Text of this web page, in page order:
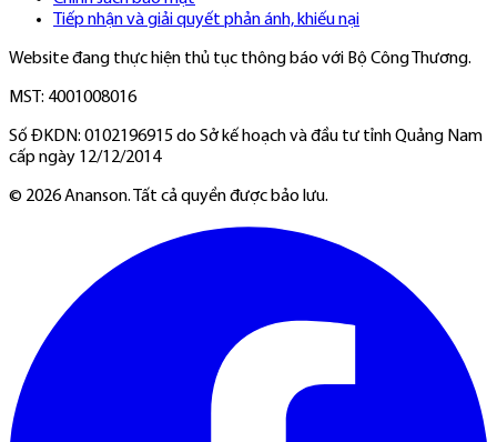
Tiếp nhận và giải quyết phản ánh, khiếu nại
Website đang thực hiện thủ tục thông báo với Bộ Công Thương.
MST: 4001008016
Số ĐKDN: 0102196915 do Sở kế hoạch và đầu tư tỉnh Quảng Nam
cấp ngày 12/12/2014
© 2026Ananson. Tất cả quyền được bảo lưu.